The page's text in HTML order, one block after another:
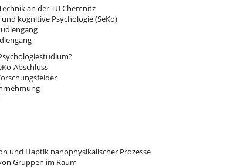
an der TU Chemnitz
kognitive Psychologie (SeKo)
Abschluss
und Haptik nanophysikalischer Prozesse
Gruppen im Raum